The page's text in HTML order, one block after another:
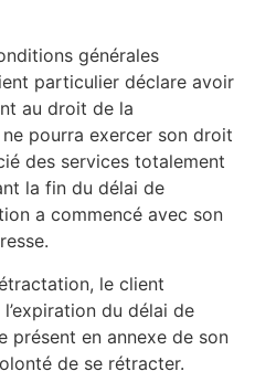
générales
particulier déclare avoir
au droit de la
pourra exercer son droit
des services totalement
la fin du délai de
a commencé avec son
le client
du délai de
présent en annexe de son
de se rétracter.